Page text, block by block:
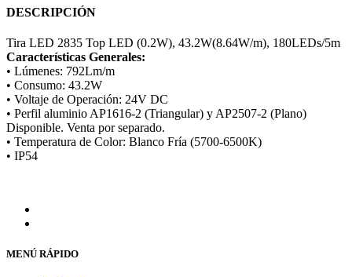
DESCRIPCIÓN
Tira LED 2835 Top LED (0.2W), 43.2W(8.64W/m), 180LEDs/5m
Características Generales:
• Lúmenes: 792Lm/m
• Consumo: 43.2W
• Voltaje de Operación: 24V DC
• Perfil aluminio AP1616-2 (Triangular) y AP2507-2 (Plano)
Disponible. Venta por separado.
• Temperatura de Color: Blanco Fría (5700-6500K)
• IP54
MENÚ RÁPIDO